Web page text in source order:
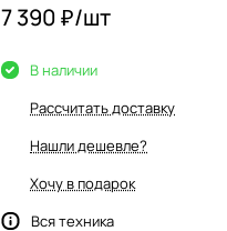
7 390 ₽/шт
В наличии
Рассчитать доставку
Нашли дешевле?
Хочу в подарок
Вся техника